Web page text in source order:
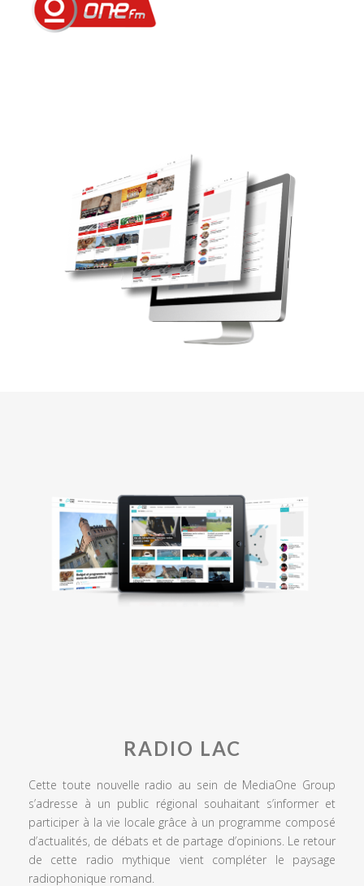
RADIO LAC
Cette toute nouvelle radio au sein de MediaOne Group
s’adresse à un public régional souhaitant s’informer et
participer à la vie locale grâce à un programme composé
d’actualités, de débats et de partage d’opinions. Le retour
de cette radio mythique vient compléter le paysage
radiophonique romand.